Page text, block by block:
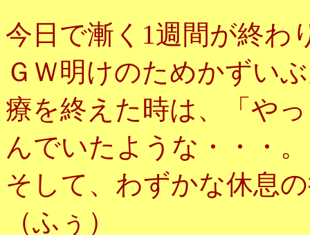
今日で漸く1週間が終わ
ＧＷ明けのためかずい
療を終えた時は、「や
んでいたような・・・。
そして、わずかな休息
（ふぅ）